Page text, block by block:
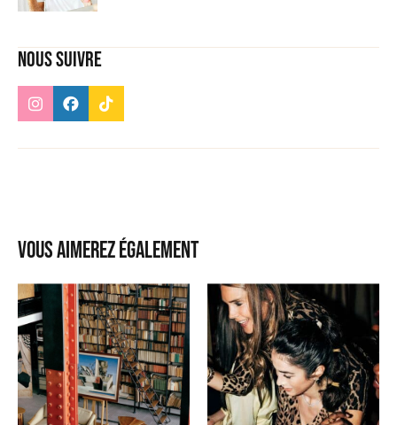
Nous suivre
Vous aimerez également